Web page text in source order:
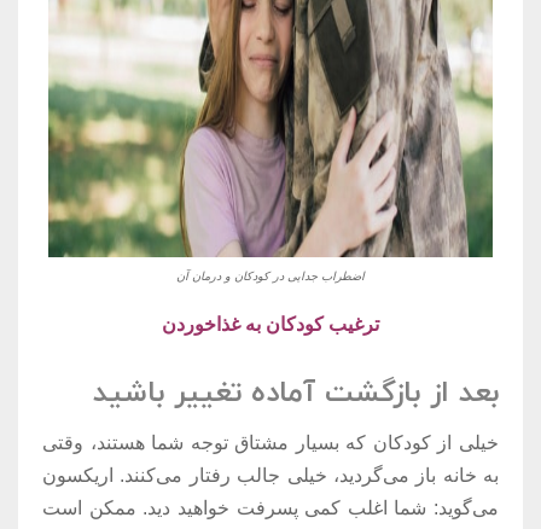
اضطراب جدایی در کودکان و درمان آن
ترغیب کودکان به غذاخوردن
بعد از بازگشت آماده تغییر باشید
خیلی از کودکان که بسیار مشتاق توجه شما هستند، وقتی
به خانه باز می‌گردید، خیلی جالب رفتار می‌کنند. اریکسون
می‌گوید: شما اغلب کمی پسرفت خواهید دید. ممکن است